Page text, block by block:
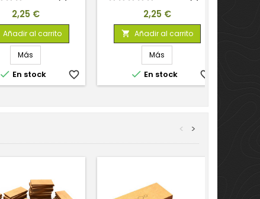
Precio
2,25 €
Añadir al carrito
Más
 En stock favorite_border
Precio
2,25 €
 Añadir al carrito
Más
 En stock favorite_border
>
<